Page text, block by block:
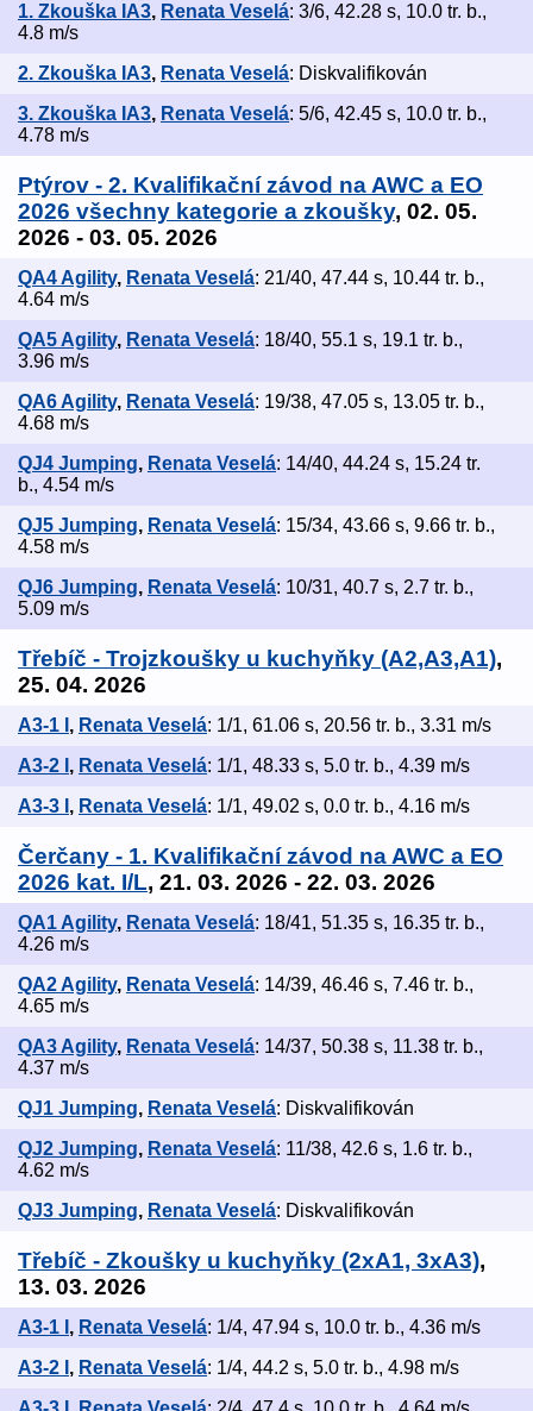
1. Zkouška IA3, Renata Veselá: 3/6, 42.28 s, 10.0 tr. b.,
4.8 m/s
2. Zkouška IA3, Renata Veselá: Diskvalifikován
3. Zkouška IA3, Renata Veselá: 5/6, 42.45 s, 10.0 tr. b.,
4.78 m/s
Ptýrov - 2. Kvalifikační závod na AWC a EO
2026 všechny kategorie a zkoušky, 02. 05.
2026 - 03. 05. 2026
QA4 Agility, Renata Veselá: 21/40, 47.44 s, 10.44 tr. b.,
4.64 m/s
QA5 Agility, Renata Veselá: 18/40, 55.1 s, 19.1 tr. b.,
3.96 m/s
QA6 Agility, Renata Veselá: 19/38, 47.05 s, 13.05 tr. b.,
4.68 m/s
QJ4 Jumping, Renata Veselá: 14/40, 44.24 s, 15.24 tr.
b., 4.54 m/s
QJ5 Jumping, Renata Veselá: 15/34, 43.66 s, 9.66 tr. b.,
4.58 m/s
QJ6 Jumping, Renata Veselá: 10/31, 40.7 s, 2.7 tr. b.,
5.09 m/s
Třebíč - Trojzkoušky u kuchyňky (A2,A3,A1),
25. 04. 2026
A3-1 I , Renata Veselá: 1/1, 61.06 s, 20.56 tr. b., 3.31 m/s
A3-2 I , Renata Veselá: 1/1, 48.33 s, 5.0 tr. b., 4.39 m/s
A3-3 I , Renata Veselá: 1/1, 49.02 s, 0.0 tr. b., 4.16 m/s
Čerčany - 1. Kvalifikační závod na AWC a EO
2026 kat. I/L, 21. 03. 2026 - 22. 03. 2026
QA1 Agility, Renata Veselá: 18/41, 51.35 s, 16.35 tr. b.,
4.26 m/s
QA2 Agility, Renata Veselá: 14/39, 46.46 s, 7.46 tr. b.,
4.65 m/s
QA3 Agility, Renata Veselá: 14/37, 50.38 s, 11.38 tr. b.,
4.37 m/s
QJ1 Jumping, Renata Veselá: Diskvalifikován
QJ2 Jumping, Renata Veselá: 11/38, 42.6 s, 1.6 tr. b.,
4.62 m/s
QJ3 Jumping, Renata Veselá: Diskvalifikován
Třebíč - Zkoušky u kuchyňky (2xA1, 3xA3),
13. 03. 2026
A3-1 I , Renata Veselá: 1/4, 47.94 s, 10.0 tr. b., 4.36 m/s
A3-2 I , Renata Veselá: 1/4, 44.2 s, 5.0 tr. b., 4.98 m/s